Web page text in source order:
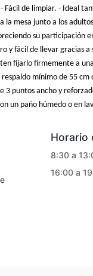
de limpiar. - Ideal
mesa junto a los
su
fácil de llevar gracias
fijarlo firmemente a
mínimo de 55
puntos ancho y
un paño húmedo o en
Horario
8:30 a
16:00 a